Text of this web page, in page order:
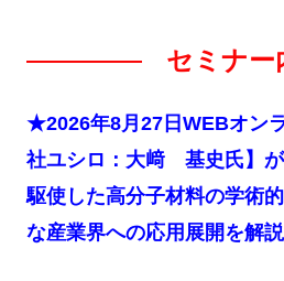
セミナー
★2026年8月27日WEBオン
社ユシロ：大﨑 基史氏】
駆使した高分子材料の学術
な産業界への応用展開を解説